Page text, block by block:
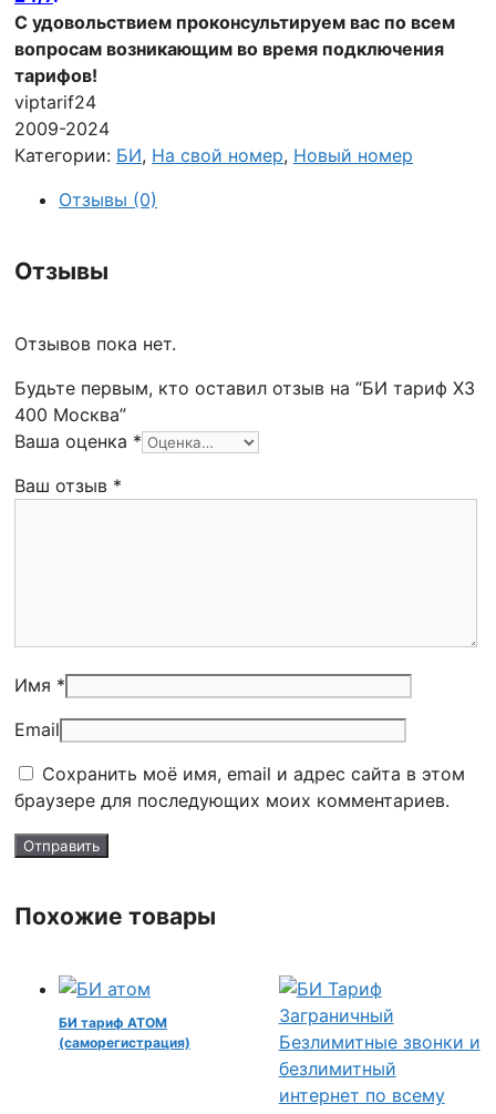
С удовольствием проконсультируем вас по всем
вопросам возникающим во время подключения
тарифов!
viptarif24
2009-2024
Категории: БИ, На свой номер, Новый номер
Отзывы (0)
Отзывы
Отзывов пока нет.
Будьте первым, кто оставил отзыв на “БИ тариф Х3
400 Москва”
Ваша оценка *
Ваш отзыв *
Имя *
Email
Сохранить моё имя, email и адрес сайта в этом
браузере для последующих моих комментариев.
Похожие товары
БИ тариф АТОМ
(саморегистрация)